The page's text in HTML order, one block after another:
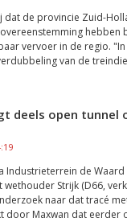
dat de provincie Zuid-
hebben
vervoer in de regio.
van de
deels open tunnel
Industrieterrein de
Strijk (D66,
naar dat tracé
door Maxwan dat eerder